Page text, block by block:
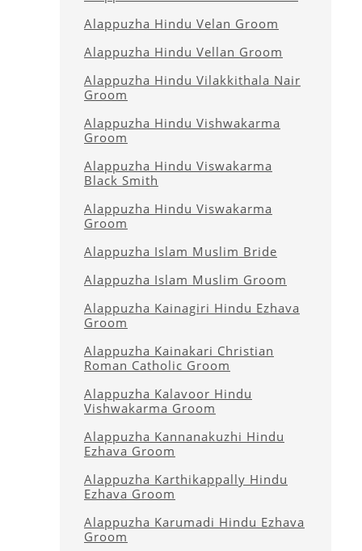
Alappuzha Hindu Velan Groom
Alappuzha Hindu Vellan Groom
Alappuzha Hindu Vilakkithala Nair
Groom
Alappuzha Hindu Vishwakarma
Groom
Alappuzha Hindu Viswakarma
Black Smith
Alappuzha Hindu Viswakarma
Groom
Alappuzha Islam Muslim Bride
Alappuzha Islam Muslim Groom
Alappuzha Kainagiri Hindu Ezhava
Groom
Alappuzha Kainakari Christian
Roman Catholic Groom
Alappuzha Kalavoor Hindu
Vishwakarma Groom
Alappuzha Kannanakuzhi Hindu
Ezhava Groom
Alappuzha Karthikappally Hindu
Ezhava Groom
Alappuzha Karumadi Hindu Ezhava
Groom